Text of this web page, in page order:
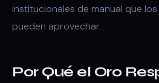
institucionales de manual que
pueden aprovechar.
Por Qué el Oro